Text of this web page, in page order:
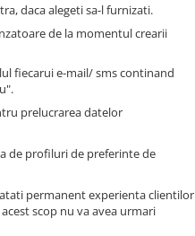
daca alegeti sa-l furnizati.
de la momentul crearii
fiecarui e-mail/ sms continand
prelucrarea datelor
de profiluri de preferinte de
permanent experienta clientilor
scop nu va avea urmari